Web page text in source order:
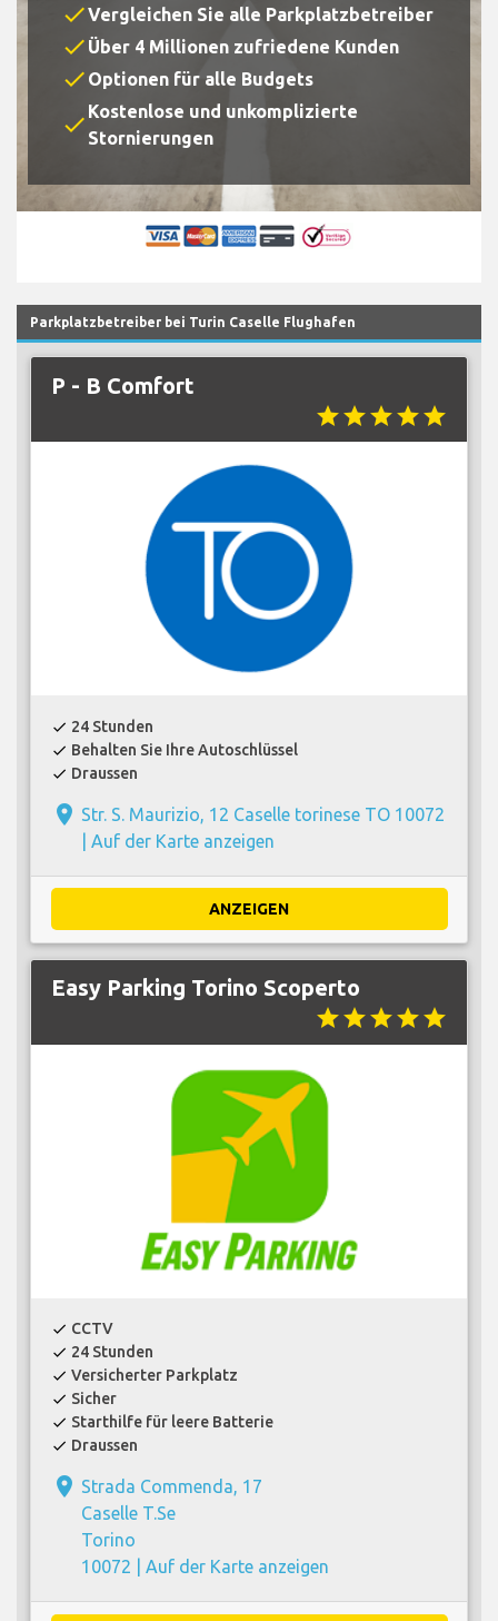
checkVergleichen Sie alle Parkplatzbetreiber
check Über 4 Millionen zufriedene Kunden
check Optionen für alle Budgets
check Kostenlose und unkomplizierte
Stornierungen
Parkplatzbetreiber bei Turin Caselle Flughafen
P - B Comfort
starstarstarstarstar
check 24 Stunden
check Behalten Sie Ihre Autoschlüssel
check Draussen
place Str. S. Maurizio, 12 Caselle torinese TO 10072
Auf der Karte anzeigen
ANZEIGEN
Easy Parking Torino Scoperto
starstarstarstarstar
check CCTV
check 24 Stunden
check Versicherter Parkplatz
check Sicher
check Starthilfe für leere Batterie
check Draussen
place Strada Commenda, 17
Caselle T.Se
Torino
10072 | Auf der Karte anzeigen